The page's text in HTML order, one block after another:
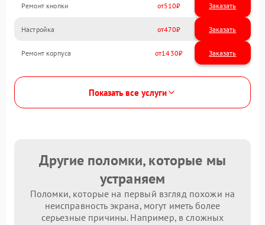
Ремонт кнопки 510
Настройка 470
Ремонт корпуса 1430
Показать все услуги
Другие поломки, которые мы
устраняем
Поломки, которые на первый взгляд похожи на
неисправность экрана, могут иметь более
серьезные причины. Например, в сложных